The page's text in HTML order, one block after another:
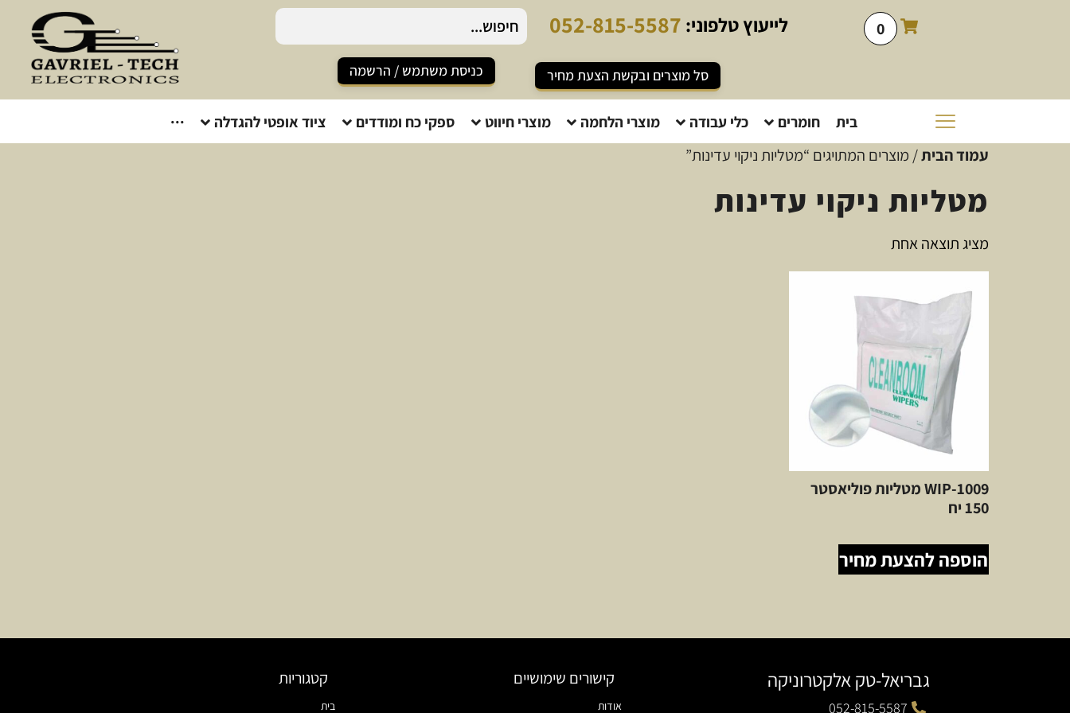
0 לייעוץטלפוני: 052-815-5587
סל מוצרים ובקשת הצעת מחיר כניסת משתמש / הרשמה
בית חומרים כלי עבודה מוצרי הלחמה מוצרי חיווט ספקי כח ומודדים ציוד אופטי להגדלה ···
עמוד הבית/ מוצרים המתויגים “מטליות ניקוי עדינות”
מטליות ניקוי עדינות
מציג תוצאה אחת
WIP-1009 מטליות פוליאסטר
150 יח
הוספה להצעת מחיר
גבריאל-טק אלקטרוניקה
052-815-5587
קישורים שימושיים
אודות
קטגוריות
בית